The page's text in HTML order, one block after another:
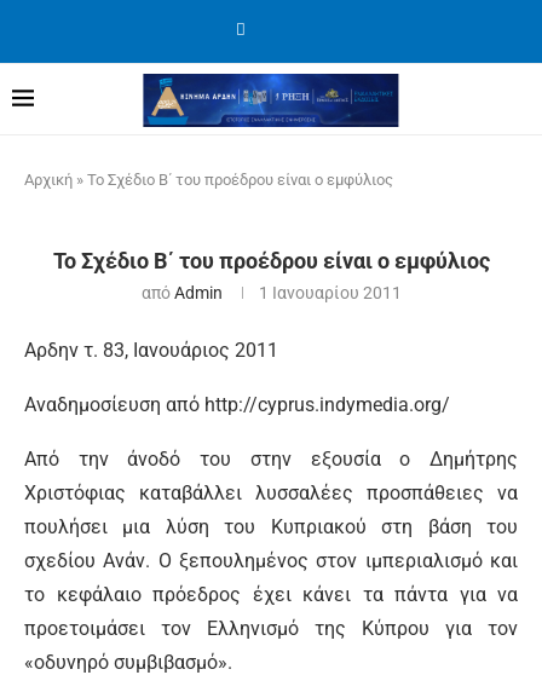
Αρχική » Το Σχέδιο Β΄ του προέδρου είναι ο εμφύλιος
Το Σχέδιο Β΄ του προέδρου είναι ο εμφύλιος
απόAdmin 1 Ιανουαρίου 2011
Αρδην τ. 83, Ιανουάριος 2011
Αναδημοσίευση από http://cyprus.indymedia.org/
Από την άνοδό του στην εξουσία ο Δημήτρης
Χριστόφιας καταβάλλει λυσσαλέες προσπάθειες να
πουλήσει μια λύση του Κυπριακού στη βάση του
σχεδίου Ανάν. Ο ξεπουλημένος στον ιμπεριαλισμό και
το κεφάλαιο πρόεδρος έχει κάνει τα πάντα για να
προετοιμάσει τον Ελληνισμό της Κύπρου για τον
«οδυνηρό συμβιβασμό».